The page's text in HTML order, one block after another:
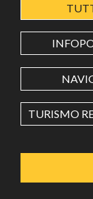
LATITUDINE
Value in
TURISMO